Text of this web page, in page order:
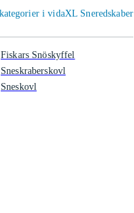
i vidaXL Sneredskaber
Fiskars Snöskyffel
Sneskraberskovl
Sneskovl